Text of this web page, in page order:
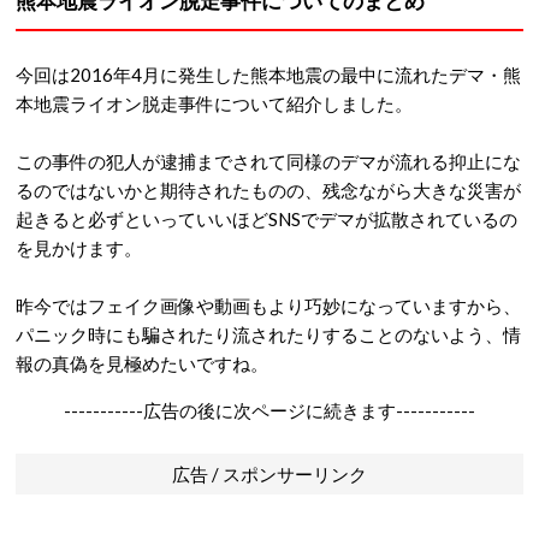
今回は2016年4月に発生した熊本地震の最中に流れたデマ・熊
本地震ライオン脱走事件について紹介しました。
この事件の犯人が逮捕までされて同様のデマが流れる抑止にな
るのではないかと期待されたものの、残念ながら大きな災害が
起きると必ずといっていいほどSNSでデマが拡散されているの
を見かけます。
昨今ではフェイク画像や動画もより巧妙になっていますから、
パニック時にも騙されたり流されたりすることのないよう、情
報の真偽を見極めたいですね。
-----------広告の後に次ページに続きます-----------
広告 / スポンサーリンク